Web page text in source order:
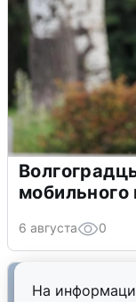
На
мобильного
6 августа 0